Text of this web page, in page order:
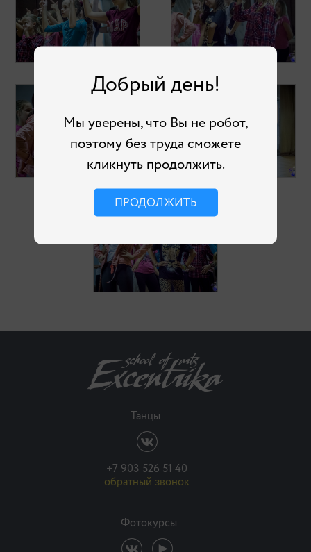
Добрый день!
Мы уверены, что Вы не робот,
поэтому без труда сможете
кликнуть продолжить.
ПРОДОЛЖИТЬ
Танцы
+7 903 526 51 40
обратный звонок
Фотокурсы